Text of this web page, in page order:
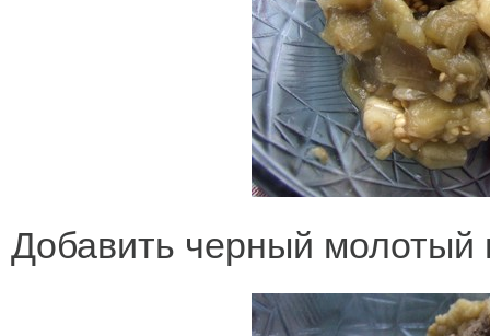
Добавить черный молотый